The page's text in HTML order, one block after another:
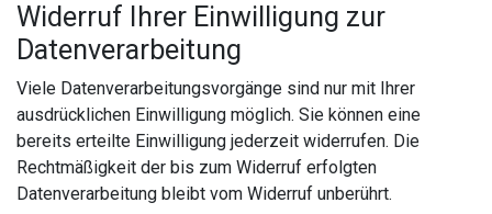
Widerruf Ihrer Einwilligung zur
Datenverarbeitung
Viele Datenverarbeitungsvorgänge sind nur mit Ihrer
ausdrücklichen Einwilligung möglich. Sie können eine
bereits erteilte Einwilligung jederzeit widerrufen. Die
Rechtmäßigkeit der bis zum Widerruf erfolgten
Datenverarbeitung bleibt vom Widerruf unberührt.